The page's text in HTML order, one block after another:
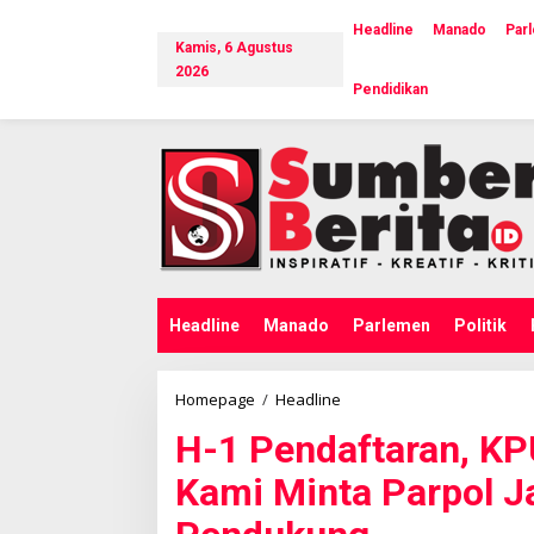
i
Kamis, 6 Agustus
2026
Headline Manado
Pendidikan
Headline Manado Parlemen Politik
Homepage / Headline
1
P
e
n
d
H-1 Pendaftaran,
Kami Minta Parpol